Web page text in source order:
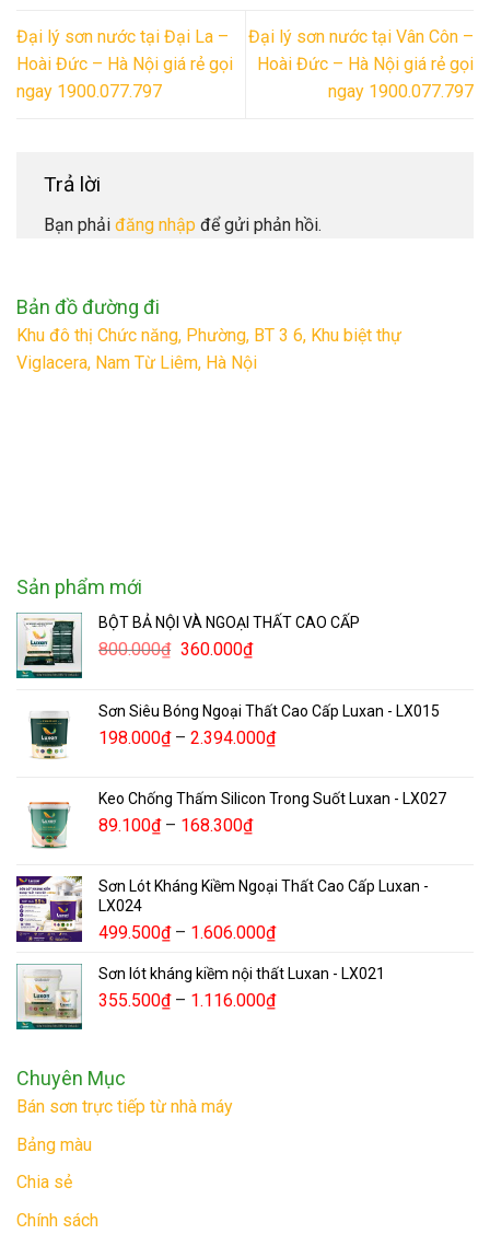
Đại lý sơn nước tại Đại La –
Hoài Đức – Hà Nội giá rẻ gọi
ngay 1900.077.797
Đại lý sơn nước tại Vân Côn –
Hoài Đức – Hà Nội giá rẻ gọi
ngay 1900.077.797
Trả lời
Bạn phải đăng nhập để gửi phản hồi.
Bản đồ đường đi
Khu đô thị Chức năng, Phường, BT 3 6, Khu biệt thự
Viglacera, Nam Từ Liêm, Hà Nội
Sản phẩm mới
BỘT BẢ NỘI VÀ NGOẠI THẤT CAO CẤP
800.000₫ 360.000₫
Sơn Siêu Bóng Ngoại Thất Cao Cấp Luxan - LX015
198.000₫– 2.394.000₫
Keo Chống Thấm Silicon Trong Suốt Luxan - LX027
89.100₫– 168.300₫
Sơn Lót Kháng Kiềm Ngoại Thất Cao Cấp Luxan -
LX024
499.500₫– 1.606.000₫
Sơn lót kháng kiềm nội thất Luxan - LX021
355.500₫– 1.116.000₫
Chuyên Mục
Bán sơn trực tiếp từ nhà máy
Bảng màu
Chia sẻ
Chính sách